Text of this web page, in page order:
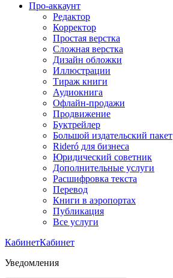
Про-аккаунт
Редактор
Корректор
Простая верстка
Сложная верстка
Дизайн обложки
Иллюстрации
Тираж книги
Аудиокнига
Офлайн-продажи
Продвижение
Буктрейлер
Большой издательский пакет
Rideró для бизнеса
Юридический советник
Дополнительные услуги
Расшифровка текста
Перевод
Книги в аэропортах
Публикация
Все услуги
КабинетКабинет
Уведомления